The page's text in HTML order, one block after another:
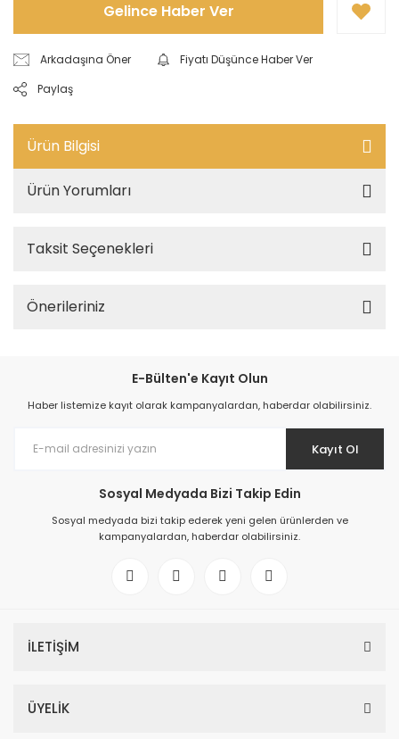
Gelince Haber Ver
Arkadaşına Öner
Fiyatı Düşünce Haber Ver
Paylaş
Ürün Bilgisi
Ürün Yorumları
Taksit Seçenekleri
Önerileriniz
E-Bülten'e Kayıt Olun
Haber listemize kayıt olarak kampanyalardan, haberdar olabilirsiniz.
Kayıt Ol
Sosyal Medyada Bizi Takip Edin
Sosyal medyada bizi takip ederek yeni gelen ürünlerden ve
kampanyalardan, haberdar olabilirsiniz.
İLETİŞİM
ÜYELİK